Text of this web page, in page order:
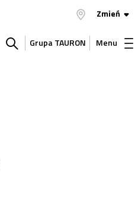
Zmień
Grupa TAURON Menu